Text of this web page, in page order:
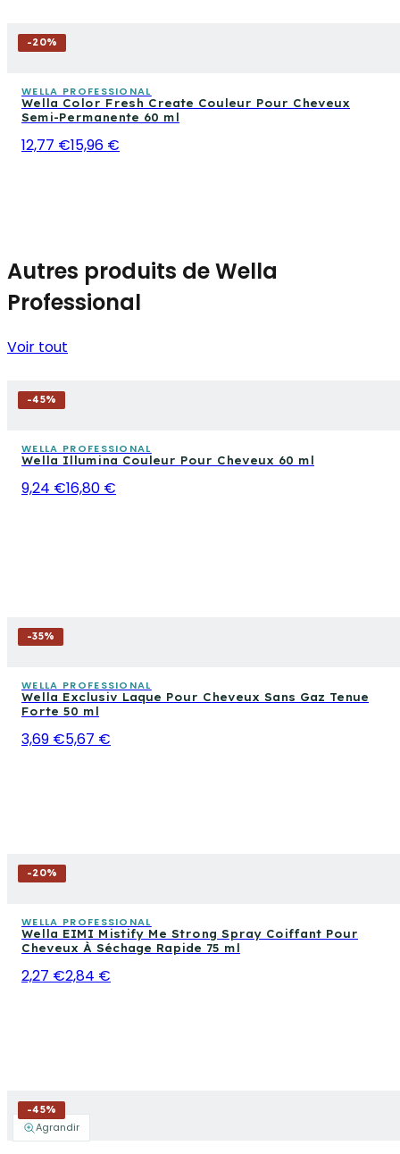
Agrandir
-20%
WELLA PROFESSIONAL
Wella Color Fresh Create Couleur Pour Cheveux
Semi-Permanente 60 ml
12,77 €15,96 €
Autres produits de Wella
Professional
Voir tout
-45%
WELLA PROFESSIONAL
Wella Illumina Couleur Pour Cheveux 60 ml
9,24 €16,80 €
-35%
WELLA PROFESSIONAL
Wella Exclusiv Laque Pour Cheveux Sans Gaz Tenue
Forte 50 ml
3,69 €5,67 €
-20%
WELLA PROFESSIONAL
Wella EIMI Mistify Me Strong Spray Coiffant Pour
Cheveux À Séchage Rapide 75 ml
2,27 €2,84 €
-45%